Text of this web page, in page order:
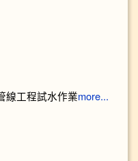
線工程試水作業more...